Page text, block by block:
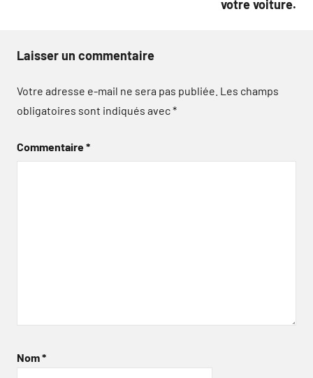
votre voiture.
Laisser un commentaire
Votre adresse e-mail ne sera pas publiée. Les champs
obligatoires sont indiqués avec*
Commentaire*
Nom*